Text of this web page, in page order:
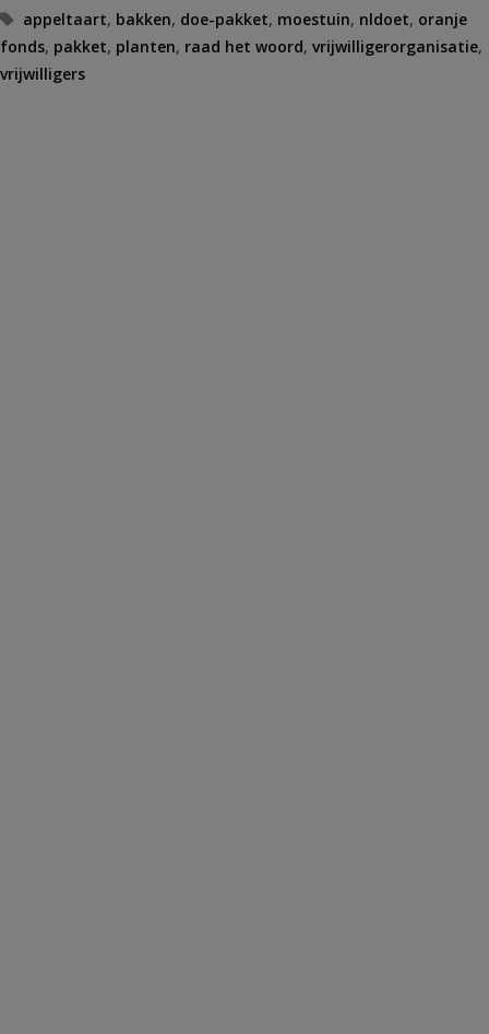
Tags
appeltaart, bakken, doe-pakket, moestuin, nldoet, oranje
fonds, pakket, planten, raad het woord, vrijwilligerorganisatie,
vrijwilligers